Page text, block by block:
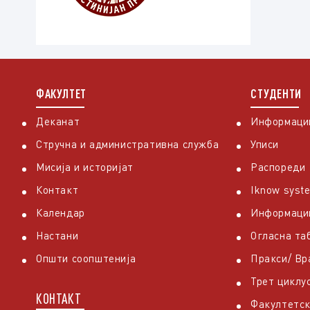
ФАКУЛТЕТ
Деканат
Стручна и административна служба
Мисија и историјат
Контакт
Календар
Настани
Општи соопштенија
КОНТАКТ
СТУДЕНТИ
Уписи
Распореди
Iknow
Огласна
Пракси/
Трет